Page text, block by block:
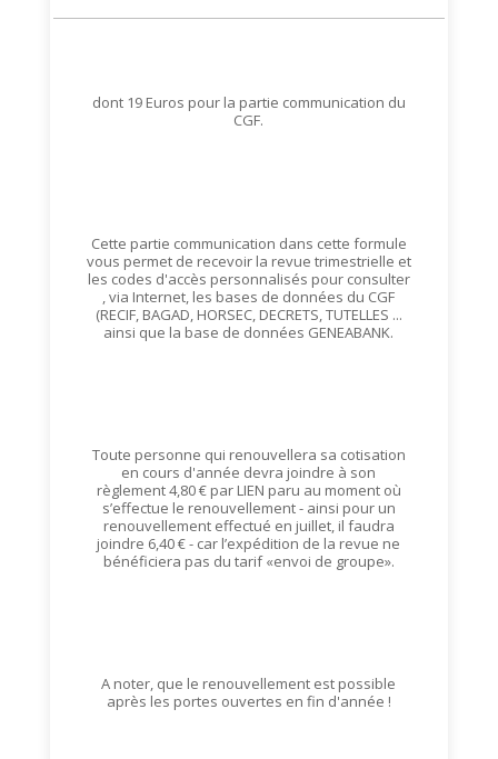
dont 19 Euros pour la partie communication du
CGF.
Cette partie communication dans cette formule
vous permet de recevoir la revue trimestrielle et
les codes d'accès personnalisés pour consulter
, via Internet, les bases de données du CGF
(RECIF, BAGAD, HORSEC, DECRETS, TUTELLES ...
ainsi que la base de données GENEABANK.
Toute personne qui renouvellera sa cotisation
en cours d'année devra joindre à son
règlement 4,80 € par LIEN paru au moment où
s’effectue le renouvellement - ainsi pour un
renouvellement effectué en juillet, il faudra
joindre 6,40 € - car l’expédition de la revue ne
bénéficiera pas du tarif «envoi de groupe».
A noter, que le renouvellement est possible
après les portes ouvertes en fin d'année !